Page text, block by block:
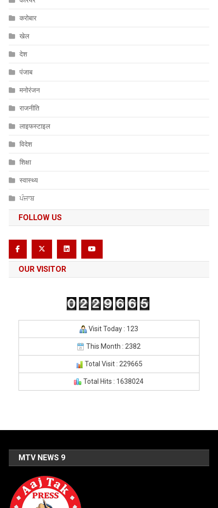
करोबार
खेल
देश
पंजाब
मनोरंजन
राजनीति
लाइफस्टाइल
विदेश
शिक्षा
स्वास्थ्य
ਪੰਜਾਬ
FOLLOW US
OUR VISITOR
Visit Today : 123
This Month : 2382
Total Visit : 229665
Total Hits : 1638024
MTV NEWS 9